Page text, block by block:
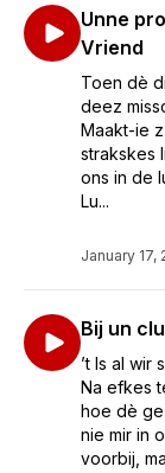
Unne
Vriend
Toen dè
deez
Maakt-ie
strakskes
ons in de
Lu...
January 17,
Bij un
’t Is al wir
Na efkes
hoe dè
nie mir in
voorbij,